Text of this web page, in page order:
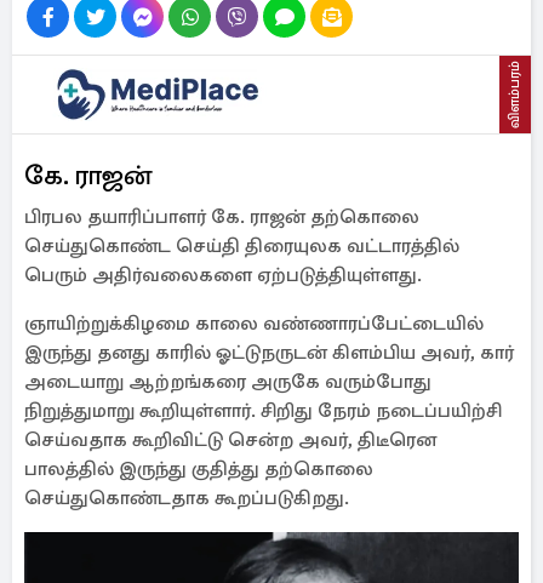
விளம்பரம்
கே. ராஜன்
பிரபல தயாரிப்பாளர் கே. ராஜன் தற்கொலை
செய்துகொண்ட செய்தி திரையுலக வட்டாரத்தில்
பெரும் அதிர்வலைகளை ஏற்படுத்தியுள்ளது.
ஞாயிற்றுக்கிழமை காலை வண்ணாரப்பேட்டையில்
இருந்து தனது காரில் ஓட்டுநருடன் கிளம்பிய அவர், கார்
அடையாறு ஆற்றங்கரை அருகே வரும்போது
நிறுத்துமாறு கூறியுள்ளார். சிறிது நேரம் நடைப்பயிற்சி
செய்வதாக கூறிவிட்டு சென்ற அவர், திடீரென
பாலத்தில் இருந்து குதித்து தற்கொலை
செய்துகொண்டதாக கூறப்படுகிறது.